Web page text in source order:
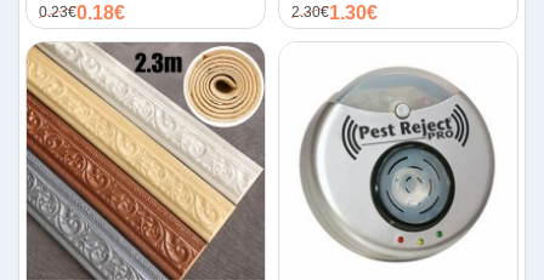
0.23€0.18€ 2.30€1.30€